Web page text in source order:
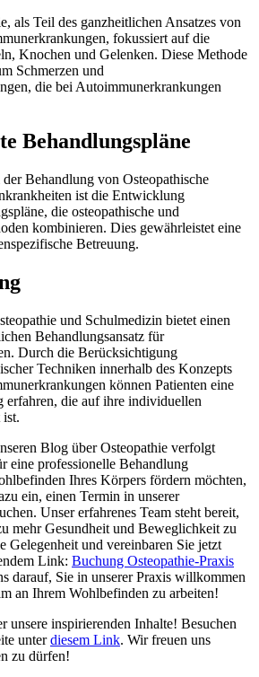
als Teil des ganzheitlichen Ansatzes von
fokussiert auf die
Knochen und Gelenken. Diese Methode
Schmerzen und
die bei Autoimmunerkrankungen
Behandlungspläne
Behandlung von Osteopathische
ist die Entwicklung
die osteopathische und
kombinieren. Dies gewährleistet eine
Betreuung.
und Schulmedizin bietet einen
Behandlungsansatz für
Durch die Berücksichtigung
Techniken innerhalb des Konzepts
können Patienten eine
erfahren, die auf ihre individuellen
ist.
Blog über Osteopathie verfolgt
eine professionelle Behandlung
Ihres Körpers fördern möchten,
ein, einen Termin in unserer
Unser erfahrenes Team steht bereit,
mehr Gesundheit und Beweglichkeit zu
Gelegenheit und vereinbaren Sie jetzt
Link: Buchung Osteopathie-Praxis
darauf, Sie in unserer Praxis willkommen
an Ihrem Wohlbefinden zu arbeiten!
unsere inspirierenden Inhalte! Besuchen
unterdiesem Link. Wir freuen uns
zu dürfen!